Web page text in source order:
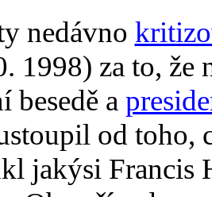
nedávno
1998) za to, že
besedě a
od toho,
jakýsi Francis